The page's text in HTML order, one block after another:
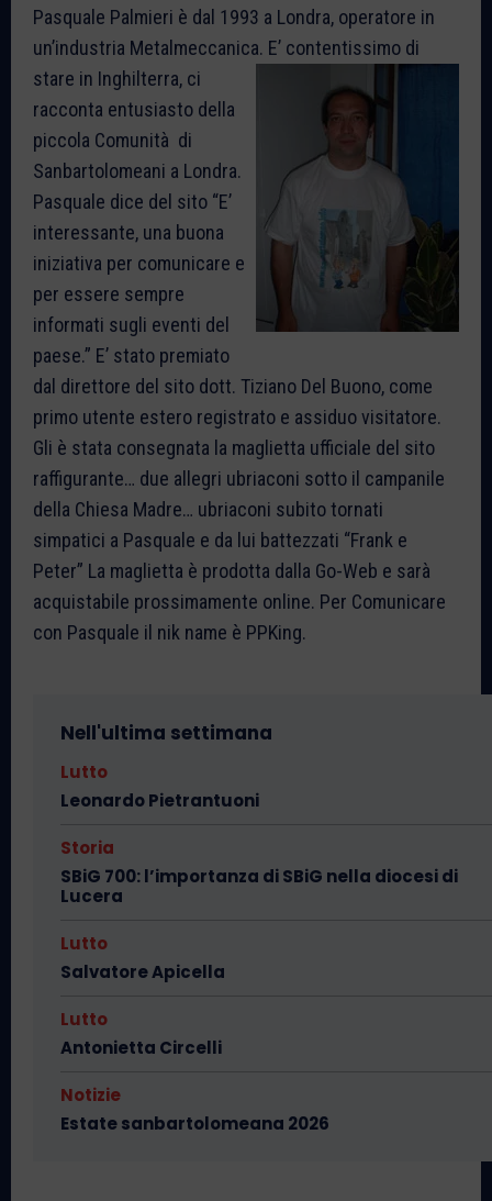
Pasquale Palmieri è dal 1993 a Londra, operatore in
un’industria Metalmeccanica. E’ contentissimo di
stare in Inghilterra, ci
racconta entusiasto della
piccola Comunità di
Sanbartolomeani a Londra.
Pasquale dice del sito “E’
interessante, una buona
iniziativa per comunicare e
per essere sempre
informati sugli eventi del
paese.” E’ stato premiato
dal direttore del sito dott. Tiziano Del Buono, come
primo utente estero registrato e assiduo visitatore.
Gli è stata consegnata la maglietta ufficiale del sito
raffigurante… due allegri ubriaconi sotto il campanile
della Chiesa Madre… ubriaconi subito tornati
simpatici a Pasquale e da lui battezzati “Frank e
Peter” La maglietta è prodotta dalla Go-Web e sarà
acquistabile prossimamente online. Per Comunicare
con Pasquale il nik name è PPKing.
Nell'ultima settimana
Lutto
Leonardo Pietrantuoni
Storia
SBiG 700: l’importanza di SBiG nella diocesi di
Lucera
Lutto
Salvatore Apicella
Lutto
Antonietta Circelli
Notizie
Estate sanbartolomeana 2026